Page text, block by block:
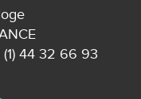
44 32 66 93